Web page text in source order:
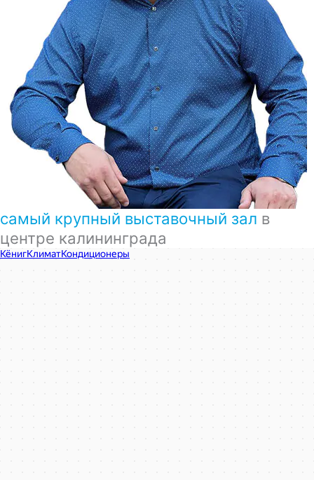
самый крупный выставочный зал в
центре калининграда
КёнигКлимат
Кондиционеры в Калининграде